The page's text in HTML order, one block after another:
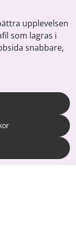
upplevelsen
som lagras i
snabbare,